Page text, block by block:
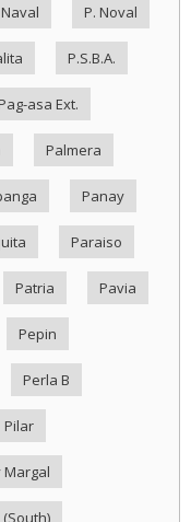
P. Noval
P.S.B.A.
asa Ext.
Palmera
Panay
Paraiso
Patria Pavia
Pepin
Perla B
Pilar
Margal